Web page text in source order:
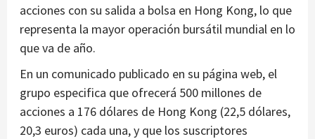
acciones con su salida a bolsa en Hong Kong, lo que
representa la mayor operación bursátil mundial en lo
que va de año.
En un comunicado publicado en su página web, el
grupo especifica que ofrecerá 500 millones de
acciones a 176 dólares de Hong Kong (22,5 dólares,
20,3 euros) cada una, y que los suscriptores